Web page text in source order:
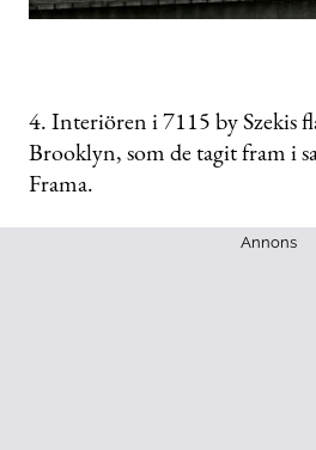
4. Interiören i 7115 by Szekis
Brooklyn, som de tagit fram i
Frama.
Annons